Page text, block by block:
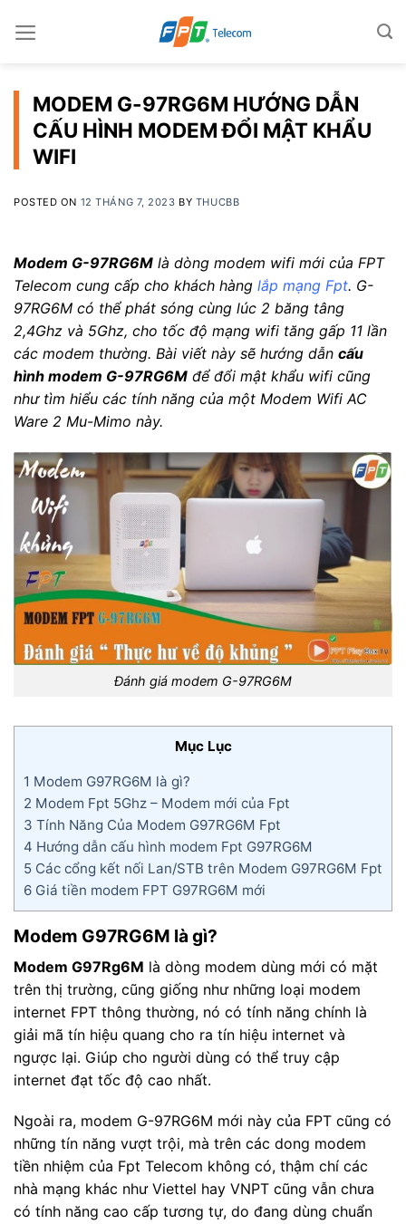
MODEM G-97RG6M HƯỚNG DẪN
CẤU HÌNH MODEM ĐỔI MẬT KHẨU
WIFI
POSTED ON 12 THÁNG 7, 2023 BY THUCBB
Modem G-97RG6M là dòng modem wifi mới của FPT
Telecom cung cấp cho khách hàng lắp mạng Fpt. G-
97RG6M có thể phát sóng cùng lúc 2 băng tâng
2,4Ghz và 5Ghz, cho tốc độ mạng wifi tăng gấp 11 lần
các modem thường. Bài viết này sẽ hướng dẫn cấu
hình modem G-97RG6M để đổi mật khẩu wifi cũng
như tìm hiểu các tính năng của một Modem Wifi AC
Ware 2 Mu-Mimo này.
Đánh giá modem G-97RG6M
Mục Lục
1 Modem G97RG6M là gì?
2 Modem Fpt 5Ghz – Modem mới của Fpt
3 Tính Năng Của Modem G97RG6M Fpt
4 Hướng dẫn cấu hình modem Fpt G97RG6M
5 Các cổng kết nối Lan/STB trên Modem G97RG6M Fpt
6 Giá tiền modem FPT G97RG6M mới
Modem G97RG6M là gì?
Modem G97Rg6M là dòng modem dùng mới có mặt
trên thị trường, cũng giống như những loại modem
internet FPT thông thường, nó có tính năng chính là
giải mã tín hiệu quang cho ra tín hiệu internet và
ngược lại. Giúp cho người dùng có thể truy cập
internet đạt tốc độ cao nhất.
Ngoài ra, modem G-97RG6M mới này của FPT cũng có
những tín năng vượt trội, mà trên các dong modem
tiền nhiệm của Fpt Telecom không có, thậm chí các
nhà mạng khác như Viettel hay VNPT cũng vẫn chưa
có tính năng cao cấp tương tự, do đang dùng chuẩn